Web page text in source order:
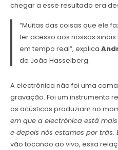
chegar a esse resultado era
“Muitas das coisas que ele
ter acesso aos nossos
em tempo real”, explica
de João Hasselberg.
A electrónica não foi uma
gravação. Foi um instrumento
os acústicos produziam no
em que a electrónica está
e depois nós estamos por trás.
vão tocando ao vivo, essa